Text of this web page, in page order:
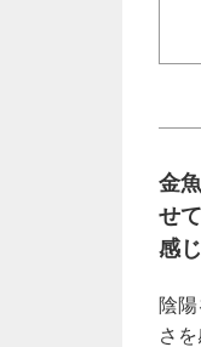
金
せ
感
陰
さ